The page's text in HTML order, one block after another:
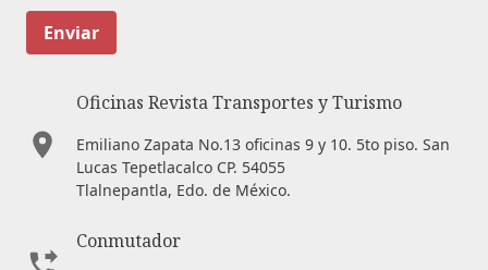
Enviar
Oficinas Revista Transportes y Turismo
Emiliano Zapata No.13 oficinas 9 y 10. 5to piso. San
Lucas Tepetlacalco CP. 54055
Tlalnepantla, Edo. de México.
Conmutador